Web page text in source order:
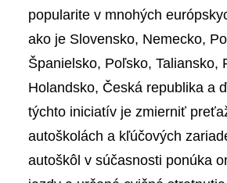
popularite v mnohých
ako je Slovensko, Nemecko,
Španielsko, Poľsko, Taliansko,
Holandsko, Česká republika a
týchto iniciatív je zmierniť
autoškolách a kľúčových
autoškôl v súčasnosti ponúka